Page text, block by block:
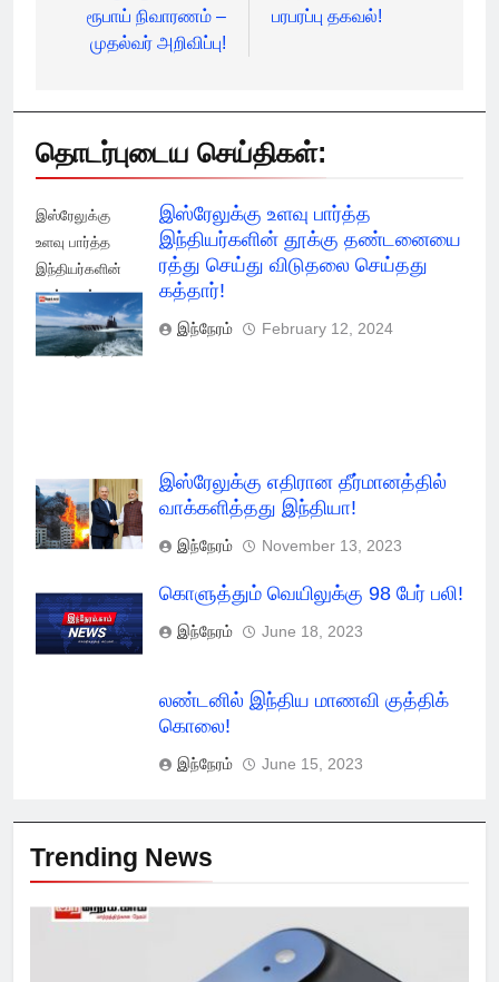
ரூபாய் நிவாரணம் –
முதல்வர் அறிவிப்பு!
பரபரப்பு தகவல்!
தொடர்புடைய செய்திகள்:
இஸ்ரேலுக்கு
உளவு பார்த்த
இந்தியர்களின்
தூக்கு ரத்து
செய்து விடுதலை
செய்தது கத்தார்!
இஸ்ரேலுக்கு உளவு பார்த்த
இந்தியர்களின் தூக்கு தண்டனையை
ரத்து செய்து விடுதலை செய்தது
கத்தார்!
இந்நேரம் February 12, 2024
இஸ்ரேலுக்கு எதிரான தீர்மானத்தில்
வாக்களித்தது இந்தியா!
இந்நேரம் November 13, 2023
கொளுத்தும் வெயிலுக்கு 98 பேர் பலி!
இந்நேரம் June 18, 2023
லண்டனில் இந்திய மாணவி குத்திக்
கொலை!
இந்நேரம் June 15, 2023
Trending News